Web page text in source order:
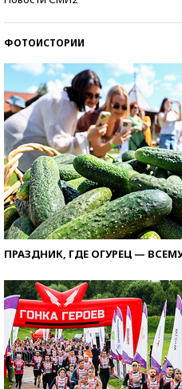
ФОТОИСТОРИИ
ПРАЗДНИК, ГДЕ ОГУРЕЦ —